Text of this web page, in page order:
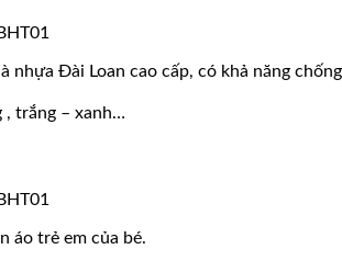
nhựa Đài Loan cao cấp, có khả năng
, trắng – xanh…
áo trẻ em của bé.